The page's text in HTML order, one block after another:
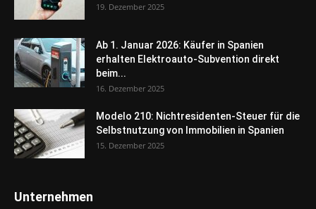
19. Dezember 2025
Ab 1. Januar 2026: Käufer in Spanien
erhalten Elektroauto-Subvention direkt
beim...
16. Dezember 2025
Modelo 210: Nichtresidenten-Steuer für die
Selbstnutzung von Immobilien in Spanien
15. Dezember 2025
Unternehmen